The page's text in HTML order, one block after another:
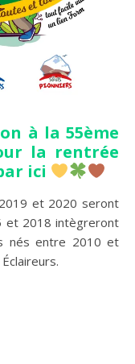
la rentrée
ici
et 2020 seront
et 2018 intègreront
nés entre 2010 et